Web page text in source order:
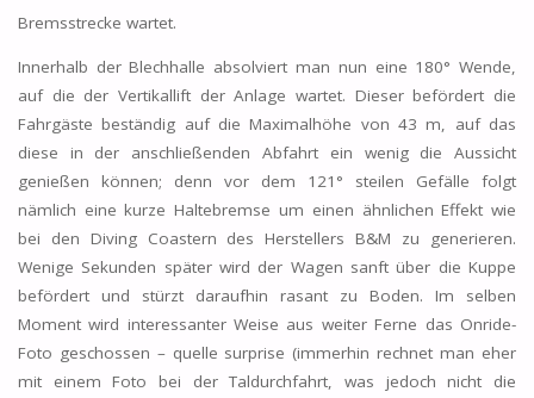
Bremsstrecke wartet.
Innerhalb der Blechhalle absolviert man nun eine 180° Wende,
auf die der Vertikallift der Anlage wartet. Dieser befördert die
Fahrgäste beständig auf die Maximalhöhe von 43 m, auf das
diese in der anschließenden Abfahrt ein wenig die Aussicht
genießen können; denn vor dem 121° steilen Gefälle folgt
nämlich eine kurze Haltebremse um einen ähnlichen Effekt wie
bei den Diving Coastern des Herstellers B&M zu generieren.
Wenige Sekunden später wird der Wagen sanft über die Kuppe
befördert und stürzt daraufhin rasant zu Boden. Im selben
Moment wird interessanter Weise aus weiter Ferne das Onride-
Foto geschossen – quelle surprise (immerhin rechnet man eher
mit einem Foto bei der Taldurchfahrt, was jedoch nicht die